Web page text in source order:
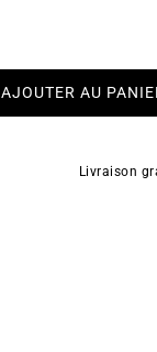
AJOUTER AU
Livraison